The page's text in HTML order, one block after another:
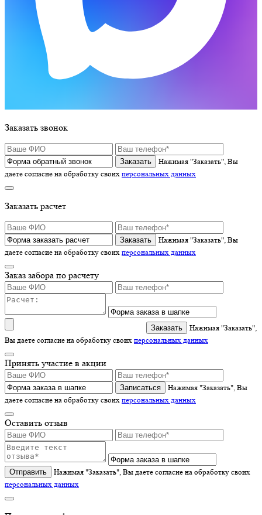
Заказать звонок
Нажимая "Заказать", Вы
даете согласие на обработку своих персональных данных
Заказать расчет
Нажимая "Заказать", Вы
даете согласие на обработку своих персональных данных
Заказ забора по расчету
Нажимая "Заказать",
Вы даете согласие на обработку своих персональных данных
Принять участие в акции
Записаться
Нажимая "Заказать", Вы
даете согласие на обработку своих персональных данных
Оставить отзыв
Отправить
Нажимая "Заказать", Вы даете согласие на обработку своих
персональных данных